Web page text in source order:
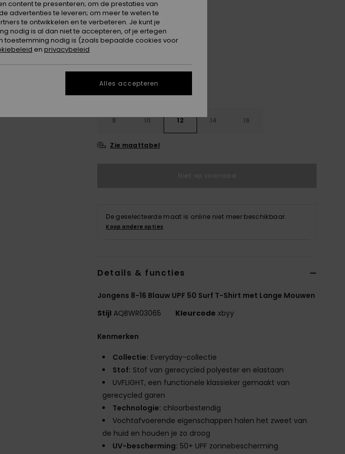
SALE ON SALE EXTRA 25% OFF
KleurDark Navy/solar Power
8 10 12 14 16
Zie maattabel
De geselecteerde maat is online niet meer beschikbaar.
Koop andere opties
Details & functies
Jongens 8-16 Blauw UPF 50 Surf T-Shirt met Lange Mouwen
Stijl AQBWR03065 Kleurcode xbyy
Kenmerken
Collectie: Everyday-collectie
Stof: Stof van gerecycled polyester en elastaan
UVFLIGHT, een functionele klassieker gemaakt van
gerecycled garen
Technologie: chloorbestendig
Vochtafvoerende eigenschappen halen het zweet van
de huid en houden je zo droog
UV-bescherming: 50+ UPF zonnebescherming
content te presenteren; om de prestaties van
advertenties te leveren; om meer te weten te
te ontwikkelen en te verbeteren. Je kunt je
nodig is al dan niet te accepteren, of je ertegen
nodig is (zoals bepaalde cookies voor
en privacybeleid
Alles accepteren